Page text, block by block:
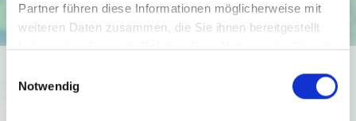
Partner führen diese Informationen möglicherweise mit
weiteren Daten zusammen, die Sie ihnen bereitgestellt
haben oder die sie im Rahmen Ihrer Nutzung der Dienste
Notwendig